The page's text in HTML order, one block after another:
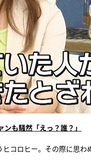
も騒然「えっ？誰？」
コロヒー。その際に思わ